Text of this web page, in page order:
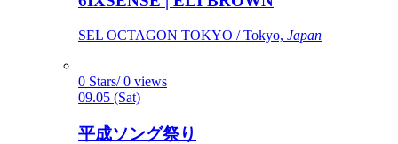
SEL OCTAGON TOKYO / Tokyo, Japan
0 Stars/ 0 views
09.05 (Sat)
平成ソング祭り